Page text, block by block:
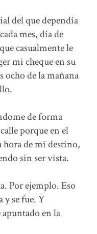
del que dependía
mes, día de
casualmente le
mi cheque en su
ocho de la mañana
de forma
porque en el
hora de mi destino,
sin ser vista.
Por ejemplo. Eso
y se fue. Y
en la